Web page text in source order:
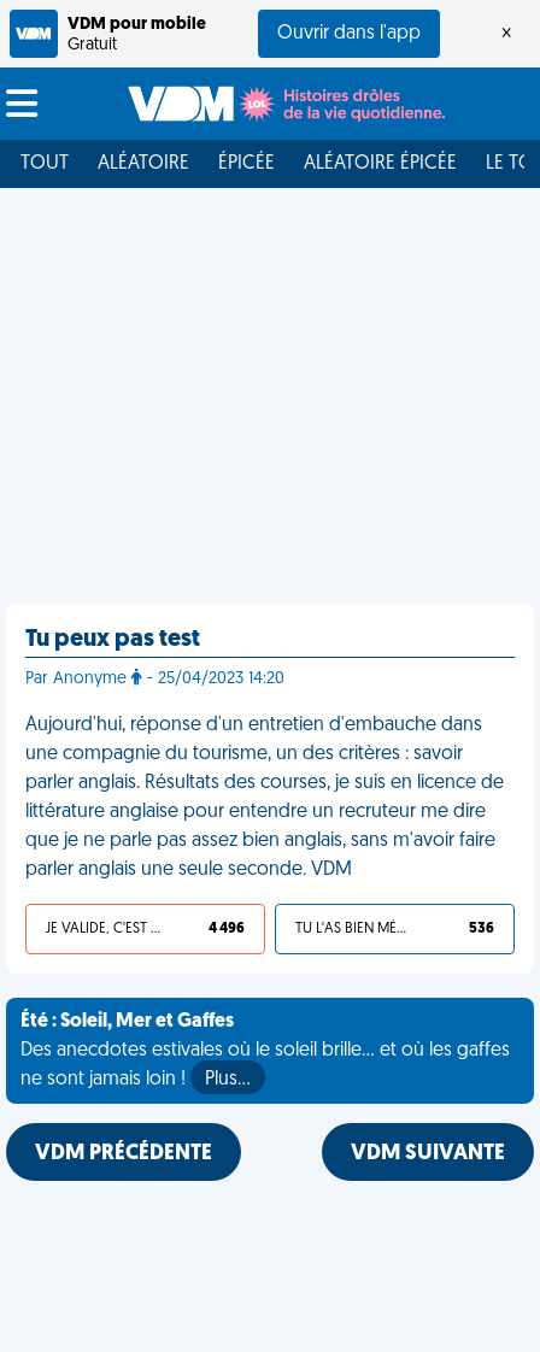
VDM pour mobile
Gratuit
Ouvrir dans l'app ×
TOUT ALÉATOIRE ÉPICÉE ALÉATOIRE ÉPICÉE LE
Tu peux pas test
Par Anonyme - 25/04/2023 14:20
Aujourd'hui, réponse d'un entretien d'embauche dans
une compagnie du tourisme, un des critères : savoir
parler anglais. Résultats des courses, je suis en licence de
littérature anglaise pour entendre un recruteur me dire
que je ne parle pas assez bien anglais, sans m'avoir faire
parler anglais une seule seconde. VDM
JE VALIDE, C'EST UNE VDM 4 496 TU L'AS BIEN MÉRITÉ 536
Été : Soleil, Mer et Gaffes
Des anecdotes estivales où le soleil brille... et où les gaffes
ne sont jamais loin !
Plus…
VDM PRÉCÉDENTE VDM SUIVANTE